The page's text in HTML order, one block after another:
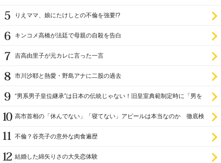
りえママ、娘にたけしとの不倫を強要!?
キンコメ高橋が法廷で母親の自殺を告白
吉高由里子が元カレに言った一言
市川沙耶と熱愛・野島アナに二股の過去
“男系男子皇位継承”は日本の伝統じゃない！旧皇室典範制定時に「男を
高市首相の「休んでない」「寝てない」アピールは本当なのか 徹底検
不倫？谷亮子の意外な肉食遍歴
結婚した綿矢りさの大失恋体験